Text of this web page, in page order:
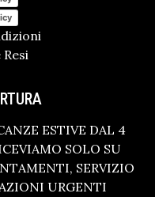
ESTIVE DAL 4
SOLO SU
SERVIZIO
URGENTI